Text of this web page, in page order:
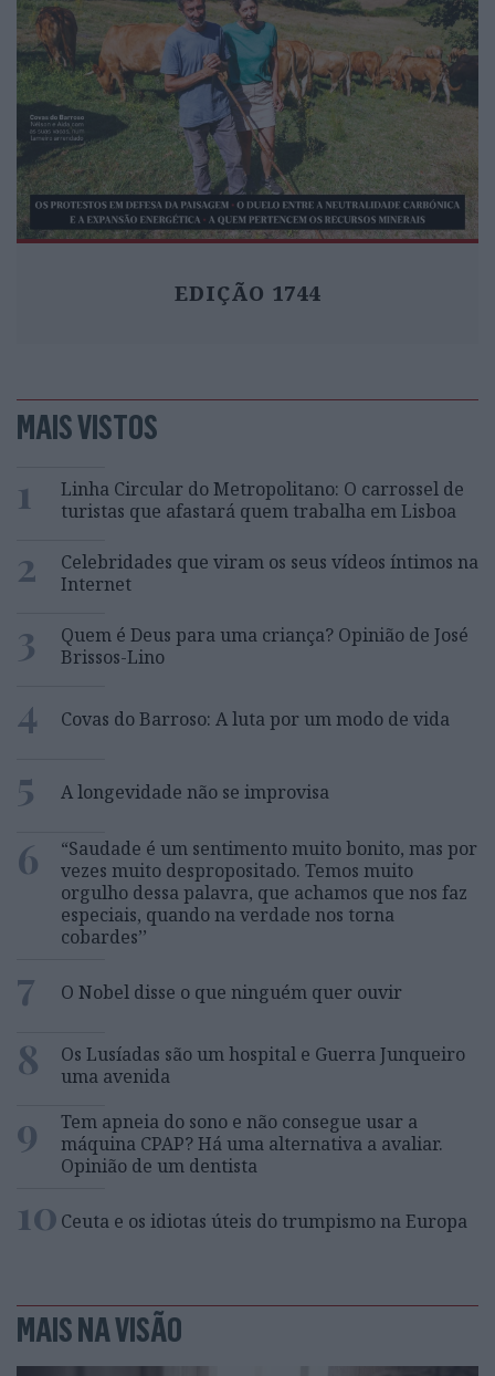
EDIÇÃO 1744
MAIS VISTOS
1
Linha Circular do Metropolitano: O carrossel de
turistas que afastará quem trabalha em Lisboa
2
Celebridades que viram os seus vídeos íntimos na
Internet
3
Quem é Deus para uma criança? Opinião de José
Brissos-Lino
4 Covas do Barroso: A luta por um modo de vida
5 A longevidade não se improvisa
6
“Saudade é um sentimento muito bonito, mas por
vezes muito despropositado. Temos muito
orgulho dessa palavra, que achamos que nos faz
especiais, quando na verdade nos torna
cobardes’’
7 O Nobel disse o que ninguém quer ouvir
8
Os Lusíadas são um hospital e Guerra Junqueiro
uma avenida
9
Tem apneia do sono e não consegue usar a
máquina CPAP? Há uma alternativa a avaliar.
Opinião de um dentista
10 Ceuta e os idiotas úteis do trumpismo na Europa
MAIS NA VISÃO